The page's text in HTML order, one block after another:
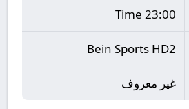
23:00 Time
Bein Sports HD2
غير معروف